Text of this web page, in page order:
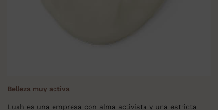
Belleza muy activa
Lush es una empresa con alma activista y una estricta